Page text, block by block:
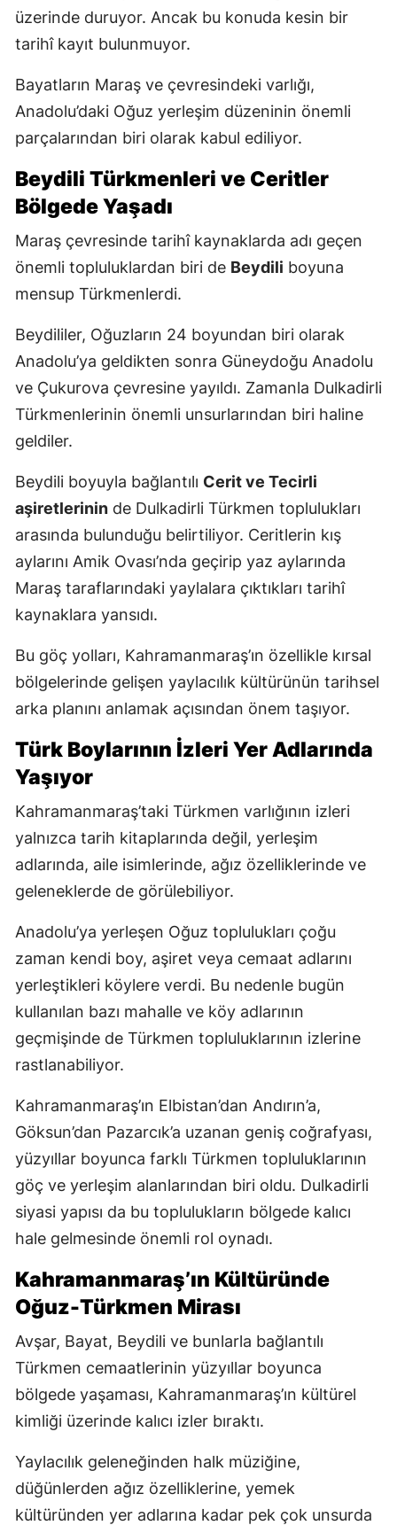
üzerinde duruyor. Ancak bu konuda kesin bir
tarihî kayıt bulunmuyor.
Bayatların Maraş ve çevresindeki varlığı,
Anadolu’daki Oğuz yerleşim düzeninin önemli
parçalarından biri olarak kabul ediliyor.
Beydili Türkmenleri ve Ceritler
Bölgede Yaşadı
Maraş çevresinde tarihî kaynaklarda adı geçen
önemli topluluklardan biri de Beydili boyuna
mensup Türkmenlerdi.
Beydililer, Oğuzların 24 boyundan biri olarak
Anadolu’ya geldikten sonra Güneydoğu Anadolu
ve Çukurova çevresine yayıldı. Zamanla Dulkadirli
Türkmenlerinin önemli unsurlarından biri haline
geldiler.
Beydili boyuyla bağlantılı Cerit ve Tecirli
aşiretlerinin de Dulkadirli Türkmen toplulukları
arasında bulunduğu belirtiliyor. Ceritlerin kış
aylarını Amik Ovası’nda geçirip yaz aylarında
Maraş taraflarındaki yaylalara çıktıkları tarihî
kaynaklara yansıdı.
Bu göç yolları, Kahramanmaraş’ın özellikle kırsal
bölgelerinde gelişen yaylacılık kültürünün tarihsel
arka planını anlamak açısından önem taşıyor.
Türk Boylarının İzleri Yer Adlarında
Yaşıyor
Kahramanmaraş’taki Türkmen varlığının izleri
yalnızca tarih kitaplarında değil, yerleşim
adlarında, aile isimlerinde, ağız özelliklerinde ve
geleneklerde de görülebiliyor.
Anadolu’ya yerleşen Oğuz toplulukları çoğu
zaman kendi boy, aşiret veya cemaat adlarını
yerleştikleri köylere verdi. Bu nedenle bugün
kullanılan bazı mahalle ve köy adlarının
geçmişinde de Türkmen topluluklarının izlerine
rastlanabiliyor.
Kahramanmaraş’ın Elbistan’dan Andırın’a,
Göksun’dan Pazarcık’a uzanan geniş coğrafyası,
yüzyıllar boyunca farklı Türkmen topluluklarının
göç ve yerleşim alanlarından biri oldu. Dulkadirli
siyasi yapısı da bu toplulukların bölgede kalıcı
hale gelmesinde önemli rol oynadı.
Kahramanmaraş’ın Kültüründe
Oğuz-Türkmen Mirası
Avşar, Bayat, Beydili ve bunlarla bağlantılı
Türkmen cemaatlerinin yüzyıllar boyunca
bölgede yaşaması, Kahramanmaraş’ın kültürel
kimliği üzerinde kalıcı izler bıraktı.
Yaylacılık geleneğinden halk müziğine,
düğünlerden ağız özelliklerine, yemek
kültüründen yer adlarına kadar pek çok unsurda